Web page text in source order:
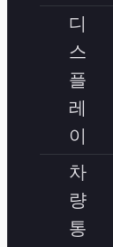
디
스
플
레
이
차
량
통